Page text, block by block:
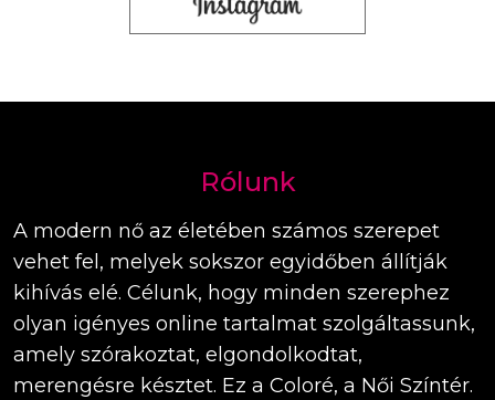
Rólunk
A modern nő az életében számos szerepet
vehet fel, melyek sokszor egyidőben állítják
kihívás elé. Célunk, hogy minden szerephez
olyan igényes online tartalmat szolgáltassunk,
amely szórakoztat, elgondolkodtat,
merengésre késztet. Ez a Coloré, a Női Színtér.